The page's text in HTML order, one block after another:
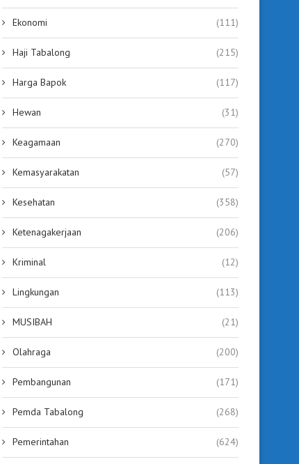
Ketahanan Pangan Berbasis
Bupati Tabalong Ajak
Pihak Bersinergi
Ekonomi (111)
Haji Tabalong (215)
Harga Bapok (117)
Hewan (31)
Keagamaan (270)
Kemasyarakatan (57)
Kesehatan (358)
Ketenagakerjaan (206)
Kriminal (12)
Lingkungan (113)
MUSIBAH (21)
Olahraga (200)
Pembangunan (171)
Pemda Tabalong (268)
Pemerintahan (624)